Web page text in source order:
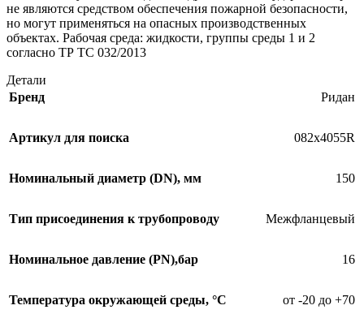
не являются средством обеспечения пожарной безопасности,
но могут применяться на опасных производственных
объектах. Рабочая среда: жидкости, группы среды 1 и 2
согласно ТР ТС 032/2013
Детали
Бренд
Ридан
Артикул для поиска 082х4055R
Номинальный диаметр (DN), мм 150
Тип присоединения к трубопроводу Межфланцевый
Номинальное давление (PN),бар 16
Температура окружающей среды, °С от -20 до +70